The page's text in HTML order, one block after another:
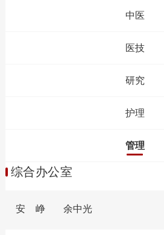
中医
医技
研究
护理
管理
综合办公室
安 峥 余中光